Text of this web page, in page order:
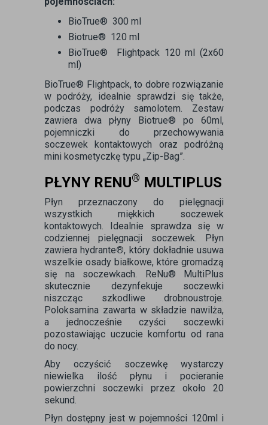
BioTrue® 300 ml
Biotrue® 120 ml
BioTrue® Flightpack 120 ml (2x60
ml)
BioTrue® Flightpack, to dobre rozwiązanie
w podróży, idealnie sprawdzi się także,
podczas podróży samolotem. Zestaw
zawiera dwa płyny Biotrue® po 60ml,
pojemniczki do przechowywania
soczewek kontaktowych oraz podróżną
mini kosmetyczkę typu „Zip-Bag”.
PŁYNY RENU® MULTIPLUS
Płyn przeznaczony do pielęgnacji
wszystkich miękkich soczewek
kontaktowych. Idealnie sprawdza się w
codziennej pielęgnacji soczewek. Płyn
zawiera hydrante®, który dokładnie usuwa
wszelkie osady białkowe, które gromadzą
się na soczewkach. ReNu® MultiPlus
skutecznie dezynfekuje soczewki
niszcząc szkodliwe drobnoustroje.
Poloksamina zawarta w składzie nawilża,
a jednocześnie czyści soczewki
pozostawiając uczucie komfortu od rana
do nocy.
Aby oczyścić soczewkę wystarczy
niewielka ilość płynu i pocieranie
powierzchni soczewki przez około 20
sekund.
Płyn dostępny jest w pojemności 120ml i